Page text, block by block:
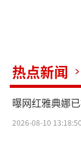
热点新闻
曝网红雅典娜
2026-08-10 13:18:50